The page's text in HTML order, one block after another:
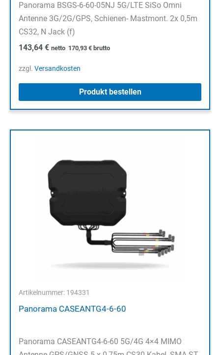
Panorama BSGS-6-60-05NJ 5G/LTE SiSo Omni
Antenne 3G/2G/GPS, Schienen- Mastmont. 2x 0,5m
CS32, N Jack (f)
143,64 € netto 170,93 € brutto
zzgl. Versandkosten
Produkt bestellen
Artikelnummer: 194331
Panorama CASEANTG4-6-60
Panorama CASEANTG4-6-60 5G/4G 4×4 MIMO